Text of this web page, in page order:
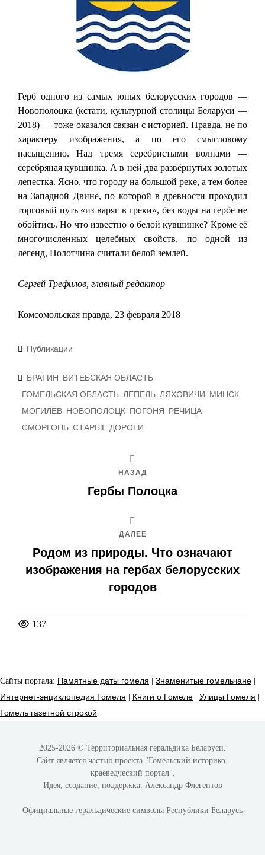
Герб одного из самых юных белорусских городов —
Новополоцка (кстати, культурной столицы Беларуси —
2018) — тоже оказался связан с историей. Правда, не по
характеру изображения, а по его смысловому
насыщению. Над тремя серебристыми волнами —
серебряная кувшинка. А в ней два развёрнутых золотых
лепестка. Ясно, что городу на большой реке, а тем более
на Западной Двине, по которой в древности проходил
торговый путь «из варяг в греки», без воды на гербе не
обойтись. Но что известно о белой кувшинке? Кроме её
многочисленных целебных свойств, по одной из
легенд, Полотчина считали белой землей.
Сергей Трефилов, главный редактор
Комсомольская правда, 23 февраля 2018
Рубрики
Публикации
Метки
БРАГИН ВИТЕБСКАЯ ОБЛАСТЬ
ГОМЕЛЬСКАЯ ОБЛАСТЬ ЛЕПЕЛЬ ЛЯХОВИЧИ МИНСК
МОГИЛЁВ НОВОПОЛОЦК ПОГОНЯ РЕЧИЦА
СМОРГОНЬ СТАРЫЕ ДОРОГИ
НАЗАД
Гербы Полоцка
ДАЛЕЕ
Родом из природы. Что означают
изображения на гербах белорусских
городов
137
Сайты портала: Памятные даты гомеля | Знаменитые гомельчане |
Интернет-энциклопедия Гомеля | Книги о Гомеле | Улицы Гомеля |
Гомель газетной строкой
2025-2026 © Территориальная геральдика Беларуси.
Сайт является частью проекта "Гомельский историко-
краеведческий портал"
Идея, создание, поддержка: Александр Флегентов
Официальные геральдические символы Республики Беларусь